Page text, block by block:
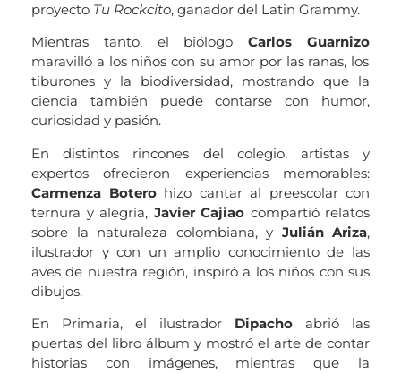
proyecto Tu Rockcito, ganador del Latin Grammy.
Mientras tanto, el biólogoCarlos Guarnizo
maravilló a los niños con su amor por las ranas, los
tiburones y la biodiversidad, mostrando que la
ciencia también puede contarse con humor,
curiosidad y pasión.
En distintos rincones del colegio, artistas y
expertos ofrecieron experiencias memorables:
Carmenza Boterohizo cantar al preescolar con
ternura y alegría, Javier Cajiao compartió relatos
sobre la naturaleza colombiana, y Julián Ariza,
ilustrador y con un amplio conocimiento de las
aves de nuestra región, inspiró a los niños con sus
dibujos.
En Primaria, el ilustrador Dipacho abrió las
puertas del libro álbum y mostró el arte de contar
historias con imágenes, mientras que la